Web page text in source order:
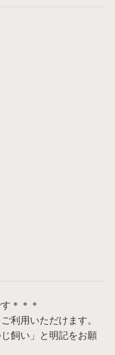
＊＊＊
利用いただけます。
飼い」と明記をお願